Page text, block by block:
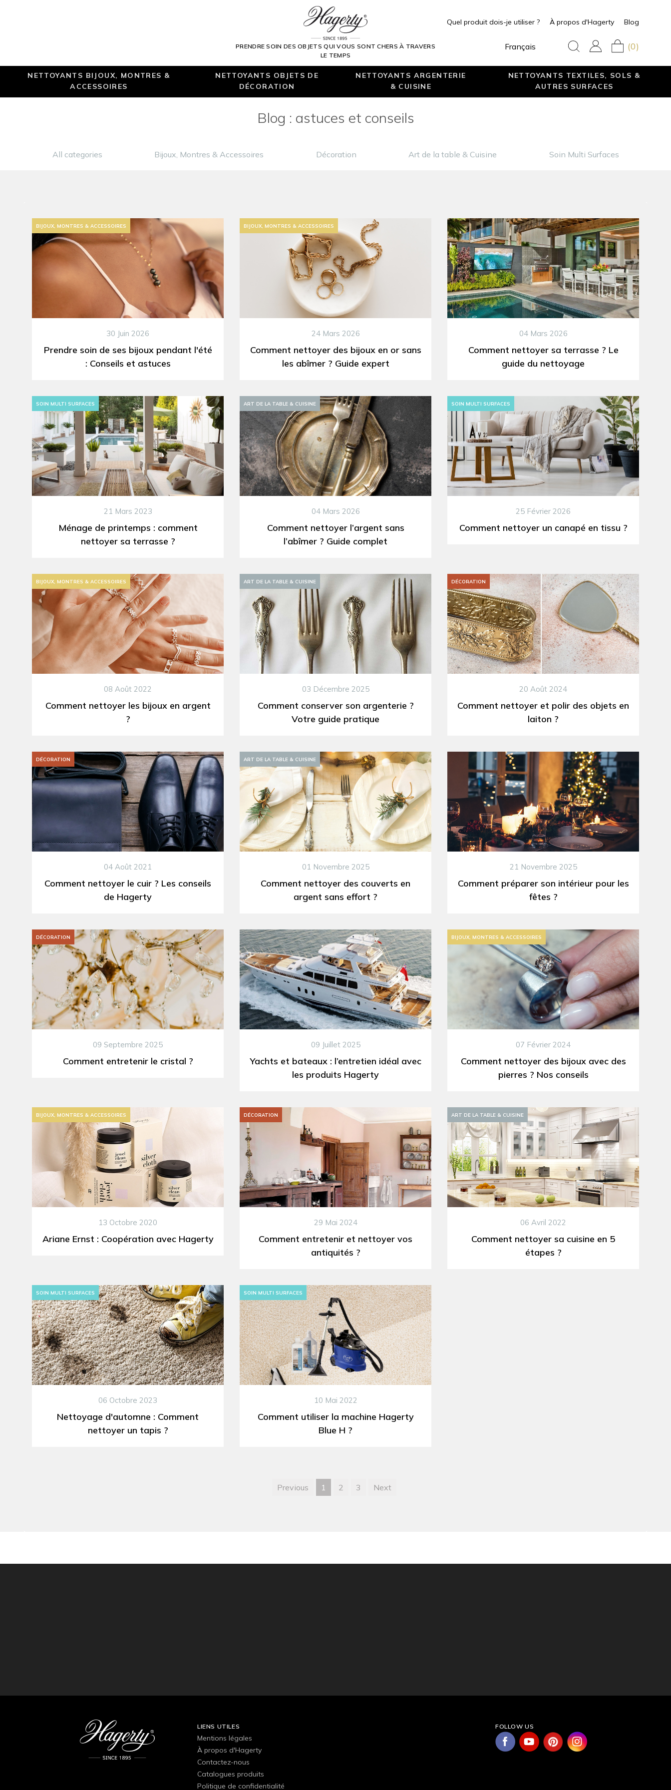
PRENDRE SOIN DES OBJETS QUI VOUS SONT CHERS À TRAVERS
LE TEMPS
Quel produit dois-je utiliser ? À propos d'Hagerty Blog
Français (0)
NETTOYANTS BIJOUX, MONTRES &
ACCESSOIRES
NETTOYANTS OBJETS DE
DÉCORATION
NETTOYANTS ARGENTERIE
& CUISINE
NETTOYANTS TEXTILES, SOLS &
AUTRES SURFACES
Blog : astuces et conseils
All categories Bijoux, Montres & Accessoires Décoration Art de la table & Cuisine Soin Multi Surfaces
BIJOUX, MONTRES & ACCESSOIRES
30 Juin 2026
Prendre soin de ses bijoux pendant l'été
: Conseils et astuces
BIJOUX, MONTRES & ACCESSOIRES
24 Mars 2026
Comment nettoyer des bijoux en or sans
les abîmer ? Guide expert
04 Mars 2026
Comment nettoyer sa terrasse ? Le
guide du nettoyage
SOIN MULTI SURFACES
21 Mars 2023
Ménage de printemps : comment
nettoyer sa terrasse ?
DÉCORATION
ART DE LA TABLE & CUISINE
04 Mars 2026
Comment nettoyer l’argent sans
l’abîmer ? Guide complet
SOIN MULTI SURFACES
25 Février 2026
Comment nettoyer un canapé en tissu ?
BIJOUX, MONTRES & ACCESSOIRES
08 Août 2022
Comment nettoyer les bijoux en argent
?
ART DE LA TABLE & CUISINE
03 Décembre 2025
Comment conserver son argenterie ?
Votre guide pratique
DÉCORATION
20 Août 2024
Comment nettoyer et polir des objets en
laiton ?
DÉCORATION
04 Août 2021
Comment nettoyer le cuir ? Les conseils
de Hagerty
ART DE LA TABLE & CUISINE
01 Novembre 2025
Comment nettoyer des couverts en
argent sans effort ?
21 Novembre 2025
Comment préparer son intérieur pour les
fêtes ?
DÉCORATION
09 Septembre 2025
Comment entretenir le cristal ?
09 Juillet 2025
Yachts et bateaux : l’entretien idéal avec
les produits Hagerty
BIJOUX, MONTRES & ACCESSOIRES
07 Février 2024
Comment nettoyer des bijoux avec des
pierres ? Nos conseils
BIJOUX, MONTRES & ACCESSOIRES
13 Octobre 2020
Ariane Ernst : Coopération avec Hagerty
DÉCORATION
29 Mai 2024
Comment entretenir et nettoyer vos
antiquités ?
ART DE LA TABLE & CUISINE
06 Avril 2022
Comment nettoyer sa cuisine en 5
étapes ?
SOIN MULTI SURFACES
06 Octobre 2023
Nettoyage d'automne : Comment
nettoyer un tapis ?
SOIN MULTI SURFACES
10 Mai 2022
Comment utiliser la machine Hagerty
Blue H ?
Previous 1 2 3 Next
LIENS UTILES
Mentions légales
À propos d'Hagerty
Contactez-nous
Catalogues produits
Politique de confidentialité
FOLLOW US